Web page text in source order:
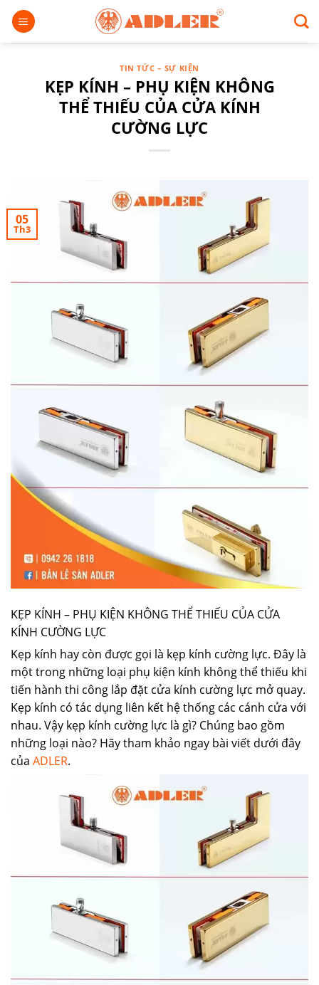
Chuyển
đến
nội
TIN TỨC – SỰ KIỆN
KẸP KÍNH – PHỤ KIỆN KHÔNG
THỂ THIẾU CỦA CỬA KÍNH
CƯỜNG LỰC
05
Th3
KẸP KÍNH – PHỤ KIỆN KHÔNG THỂ THIẾU CỦA CỬA
KÍNH CƯỜNG LỰC
Kẹp kính hay còn được gọi là kẹp kính cường lực. Đây là
một trong những loại phụ kiện kính không thể thiếu khi
tiến hành thi công lắp đặt cửa kính cường lực mở quay.
Kẹp kính có tác dụng liên kết hệ thống các cánh cửa với
nhau. Vậy kẹp kính cường lực là gì? Chúng bao gồm
những loại nào? Hãy tham khảo ngay bài viết dưới đây
của ADLER.